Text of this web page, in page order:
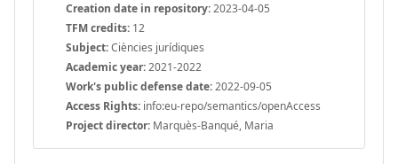
Creation date in repository:2023-04-05
TFM credits: 12
Subject:Ciències jurídiques
Academic year:2021-2022
Work's public defense date:2022-09-05
Access Rights: info:eu-repo/semantics/openAccess
Project director: Marquès-Banqué, Maria